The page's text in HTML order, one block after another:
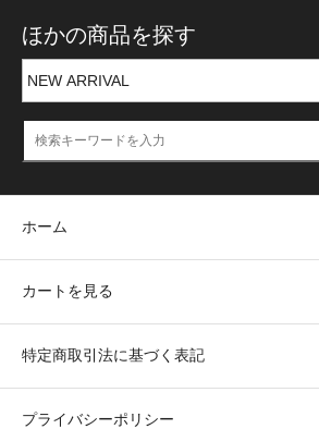
ほかの商品を探す
ホーム
カートを見る
特定商取引法に基づく表記
プライバシーポリシー